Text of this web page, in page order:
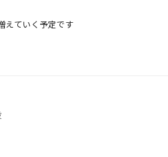
えていく予定です